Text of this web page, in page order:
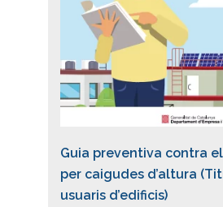
Guia preventiva contra
per caigudes d’altura
usuaris d’edificis)